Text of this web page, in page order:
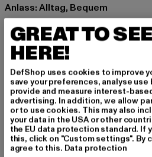
Anlass: Alltag, Bequem
Ausschnitt: Rundhals
Marke: Calvin Klein
Kat.: Shirts & Woven Tops
Farbe: weiß
Hersteller Farbe: white
Materialzusammensetzung:
Art.Nr: J20J216540-00220
Hersteller: PVH Brands
service.de@calvinklein.com
GREAT TO
HERE!
DefShop uses cookies to improve
save your preferences, analyse use
provide and measure interest-
advertising. In addition, we allow
or to use cookies. This may also
your data in the USA or other
the EU data protection standard. If
this, click on "Custom settings". By
agree to this. Data protection